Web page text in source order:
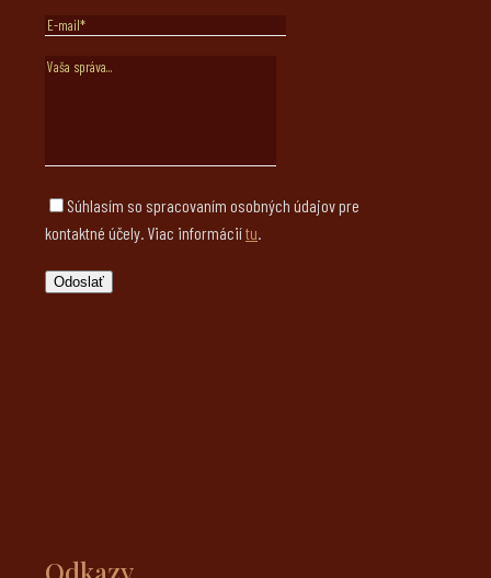
Súhlasím so spracovaním osobných údajov pre
kontaktné účely. Viac informáciítu.